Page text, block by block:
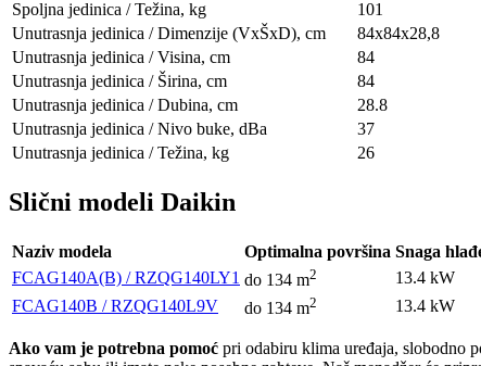
Spoljna jedinica / Težina, kg
101
Unutrasnja jedinica / Dimenzije (VxŠxD), сm
84х84х28,8
Unutrasnja jedinica / Visina, сm
84
Unutrasnja jedinica / Širina, сm
84
Unutrasnja jedinica / Dubina, сm
28.8
Unutrasnja jedinica / Nivo buke, dBa
37
Unutrasnja jedinica / Težina, kg
26
Slični modeli Daikin
Naziv modela Optimalna površina Snaga
FCAG140A(B) / RZQG140LY1 do 134 m2 13.4 kW
FCAG140B / RZQG140L9V
do 134 m2 13.4 kW
Ako vam je potrebna pomoć pri odabiru klima uređaja, slobodno